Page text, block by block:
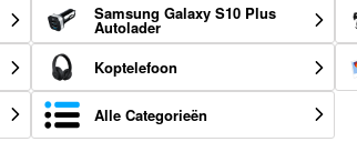
Samsung Galaxy S10 Plus
Autolader
Koptelefoon
Alle Categorieën